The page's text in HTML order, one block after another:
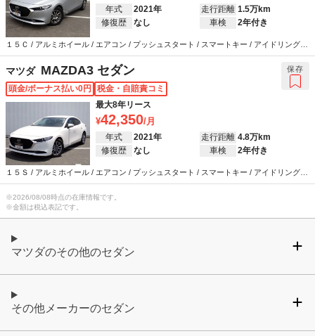
年式 2021年 走行距離 1.5万km
修復歴
なし 車検 2年付き
１５Ｃ / アルミホイール / エアコン / プッシュスタート / スマートキー / アイドリングス
トップ / クルーズコントロール / カーナビ / バックカメラ / ETC / 衝突被害軽減システム
/ ウインカーミラー / ABS / エアバッグ / パワーステアリング / パワーウインドウ
マツダ MAZDA3 セダン
頭金/ボーナス払い0円
税金・自賠責コミ
最大8年リース
42,350
年式 2021年 走行距離 4.8万km
修復歴
なし 車検 2年付き
１５Ｓ / アルミホイール / エアコン / プッシュスタート / スマートキー / アイドリングス
トップ / クルーズコントロール / カーナビ / バックカメラ / ETC / 衝突被害軽減システム
保存
※2026/08/08時点の在庫情報です。
※金額は税込表記です。
マツダのその他のセダン
その他メーカーのセダン